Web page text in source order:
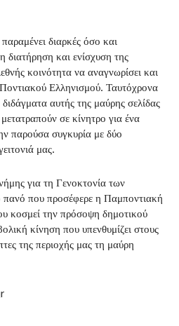
διαρκές όσο και
και ενίσχυση της
κοινότητα να αναγνωρίσει και
Ελληνισμού. Ταυτόχρονα
αυτής της μαύρης σελίδας
σε κίνητρο για ένα
παρούσα συγκυρία με δύο
μας.
για τη Γενοκτονία των
που προσέφερε η Παμποντιακή
κοσμεί την πρόσοψη δημοτικού
κίνηση που υπενθυμίζει στους
της περιοχής μας τη μαύρη